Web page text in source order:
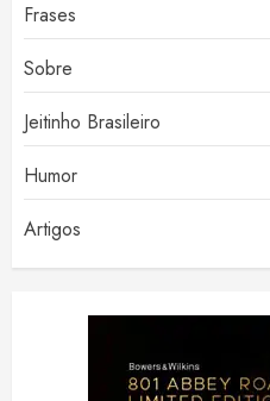
Frases
Sobre
Jeitinho Brasileiro
Humor
Artigos